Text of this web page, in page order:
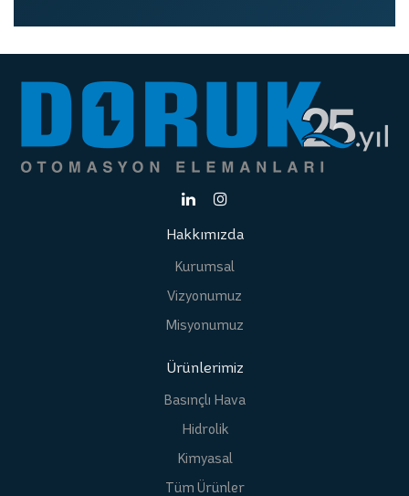
Hakkımızda
Kurumsal
Vizyonumuz
Misyonumuz
Ürünlerimiz
Basınçlı Hava
Hidrolik
Kimyasal
Tüm Ürünler